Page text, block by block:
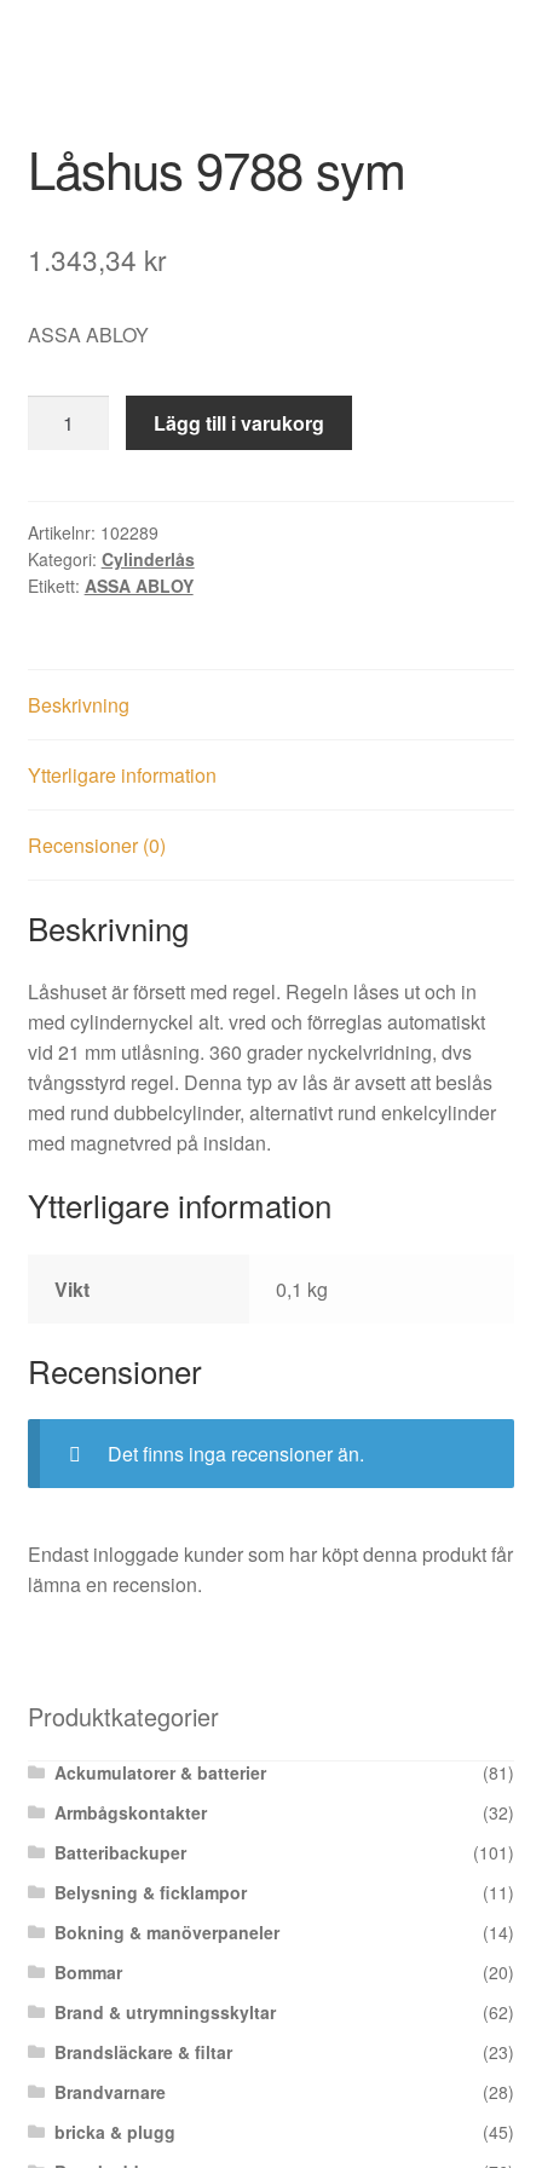
Låshus 9788 sym
1.343,34 kr
ASSA ABLOY
9788
Lägg till i varukorg
Artikelnr: 102289
Kategori: Cylinderlås
Etikett: ASSA ABLOY
Beskrivning
Ytterligare information
Recensioner (0)
Beskrivning
Låshuset är försett med regel. Regeln låses ut och in
med cylindernyckel alt. vred och förreglas automatiskt
vid 21 mm utlåsning. 360 grader nyckelvridning, dvs
tvångsstyrd regel. Denna typ av lås är avsett att beslås
med rund dubbelcylinder, alternativt rund enkelcylinder
med magnetvred på insidan.
Ytterligare information
Vikt 0,1 kg
Recensioner
Det finns inga recensioner än.
Endast inloggade kunder som har köpt denna produkt får
lämna en recension.
Produktkategorier
Ackumulatorer & batterier
(81)
Armbågskontakter
(32)
Batteribackuper
(101)
Belysning & ficklampor
(11)
Bokning & manöverpaneler
(14)
Bommar
(20)
Brand & utrymningsskyltar
(62)
Brandsläckare & filtar
(23)
Brandvarnare
(28)
bricka & plugg
(45)